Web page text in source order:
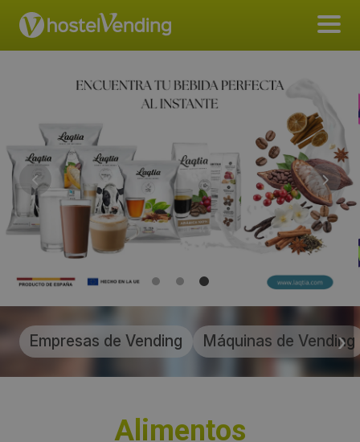
Empresas de Vending Máquinas de Vending
Alimentos